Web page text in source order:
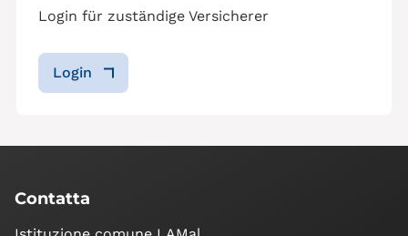
Login für zuständige Versicherer
Login
Contatta